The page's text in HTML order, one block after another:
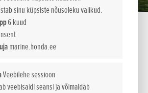
sinu küpsiste nõusoleku valikud.
6 kuud
marine.honda.ee
Veebilehe sessioon
veebisaidi seansi ja võimaldab